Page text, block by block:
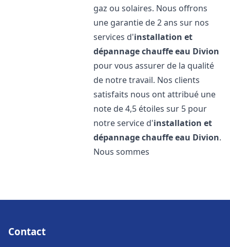
gaz ou solaires. Nous offrons
une garantie de 2 ans sur nos
services d'installation et
dépannage chauffe eau Divion
pour vous assurer de la qualité
de notre travail. Nos clients
satisfaits nous ont attribué une
note de 4,5 étoiles sur 5 pour
notre service d'installation et
dépannage chauffe eau Divion.
Nous sommes
Contact